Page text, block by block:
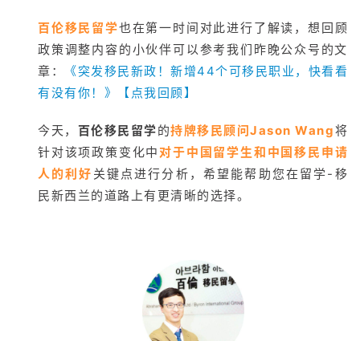
百伦移民留学也在第一时间对此进行了解读，想回顾
政策调整内容的小伙伴可以参考我们昨晚公众号的文
章：
《突发移民新政！ 新增44个可移民职业，快看看
有没有你！ 》【点我回顾】
今天， 百伦移民留学的持牌移民顾问Jason Wang将
针对该项政策变化中 对于中国留学生和中国移民申请
人的利好 关键点进行分析，希望能帮助您在留学-移
民新西兰的道路上有更清晰的选择。